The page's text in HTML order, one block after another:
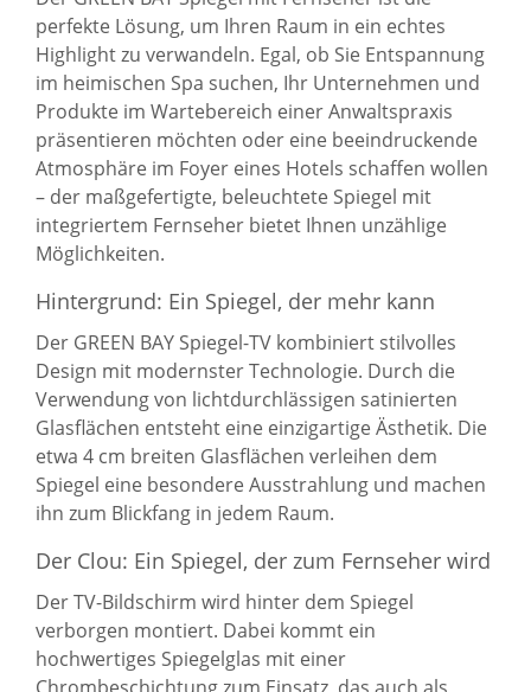
perfekte Lösung, um Ihren Raum in ein echtes
Highlight zu verwandeln. Egal, ob Sie Entspannung
im heimischen Spa suchen, Ihr Unternehmen und
Produkte im Wartebereich einer Anwaltspraxis
präsentieren möchten oder eine beeindruckende
Atmosphäre im Foyer eines Hotels schaffen wollen
– der maßgefertigte, beleuchtete Spiegel mit
integriertem Fernseher bietet Ihnen unzählige
Möglichkeiten.
Hintergrund: Ein Spiegel, der mehr kann
Der GREEN BAY Spiegel-TV kombiniert stilvolles
Design mit modernster Technologie. Durch die
Verwendung von lichtdurchlässigen satinierten
Glasflächen entsteht eine einzigartige Ästhetik. Die
etwa 4 cm breiten Glasflächen verleihen dem
Spiegel eine besondere Ausstrahlung und machen
ihn zum Blickfang in jedem Raum.
Der Clou: Ein Spiegel, der zum Fernseher wird
Der TV-Bildschirm wird hinter dem Spiegel
verborgen montiert. Dabei kommt ein
hochwertiges Spiegelglas mit einer